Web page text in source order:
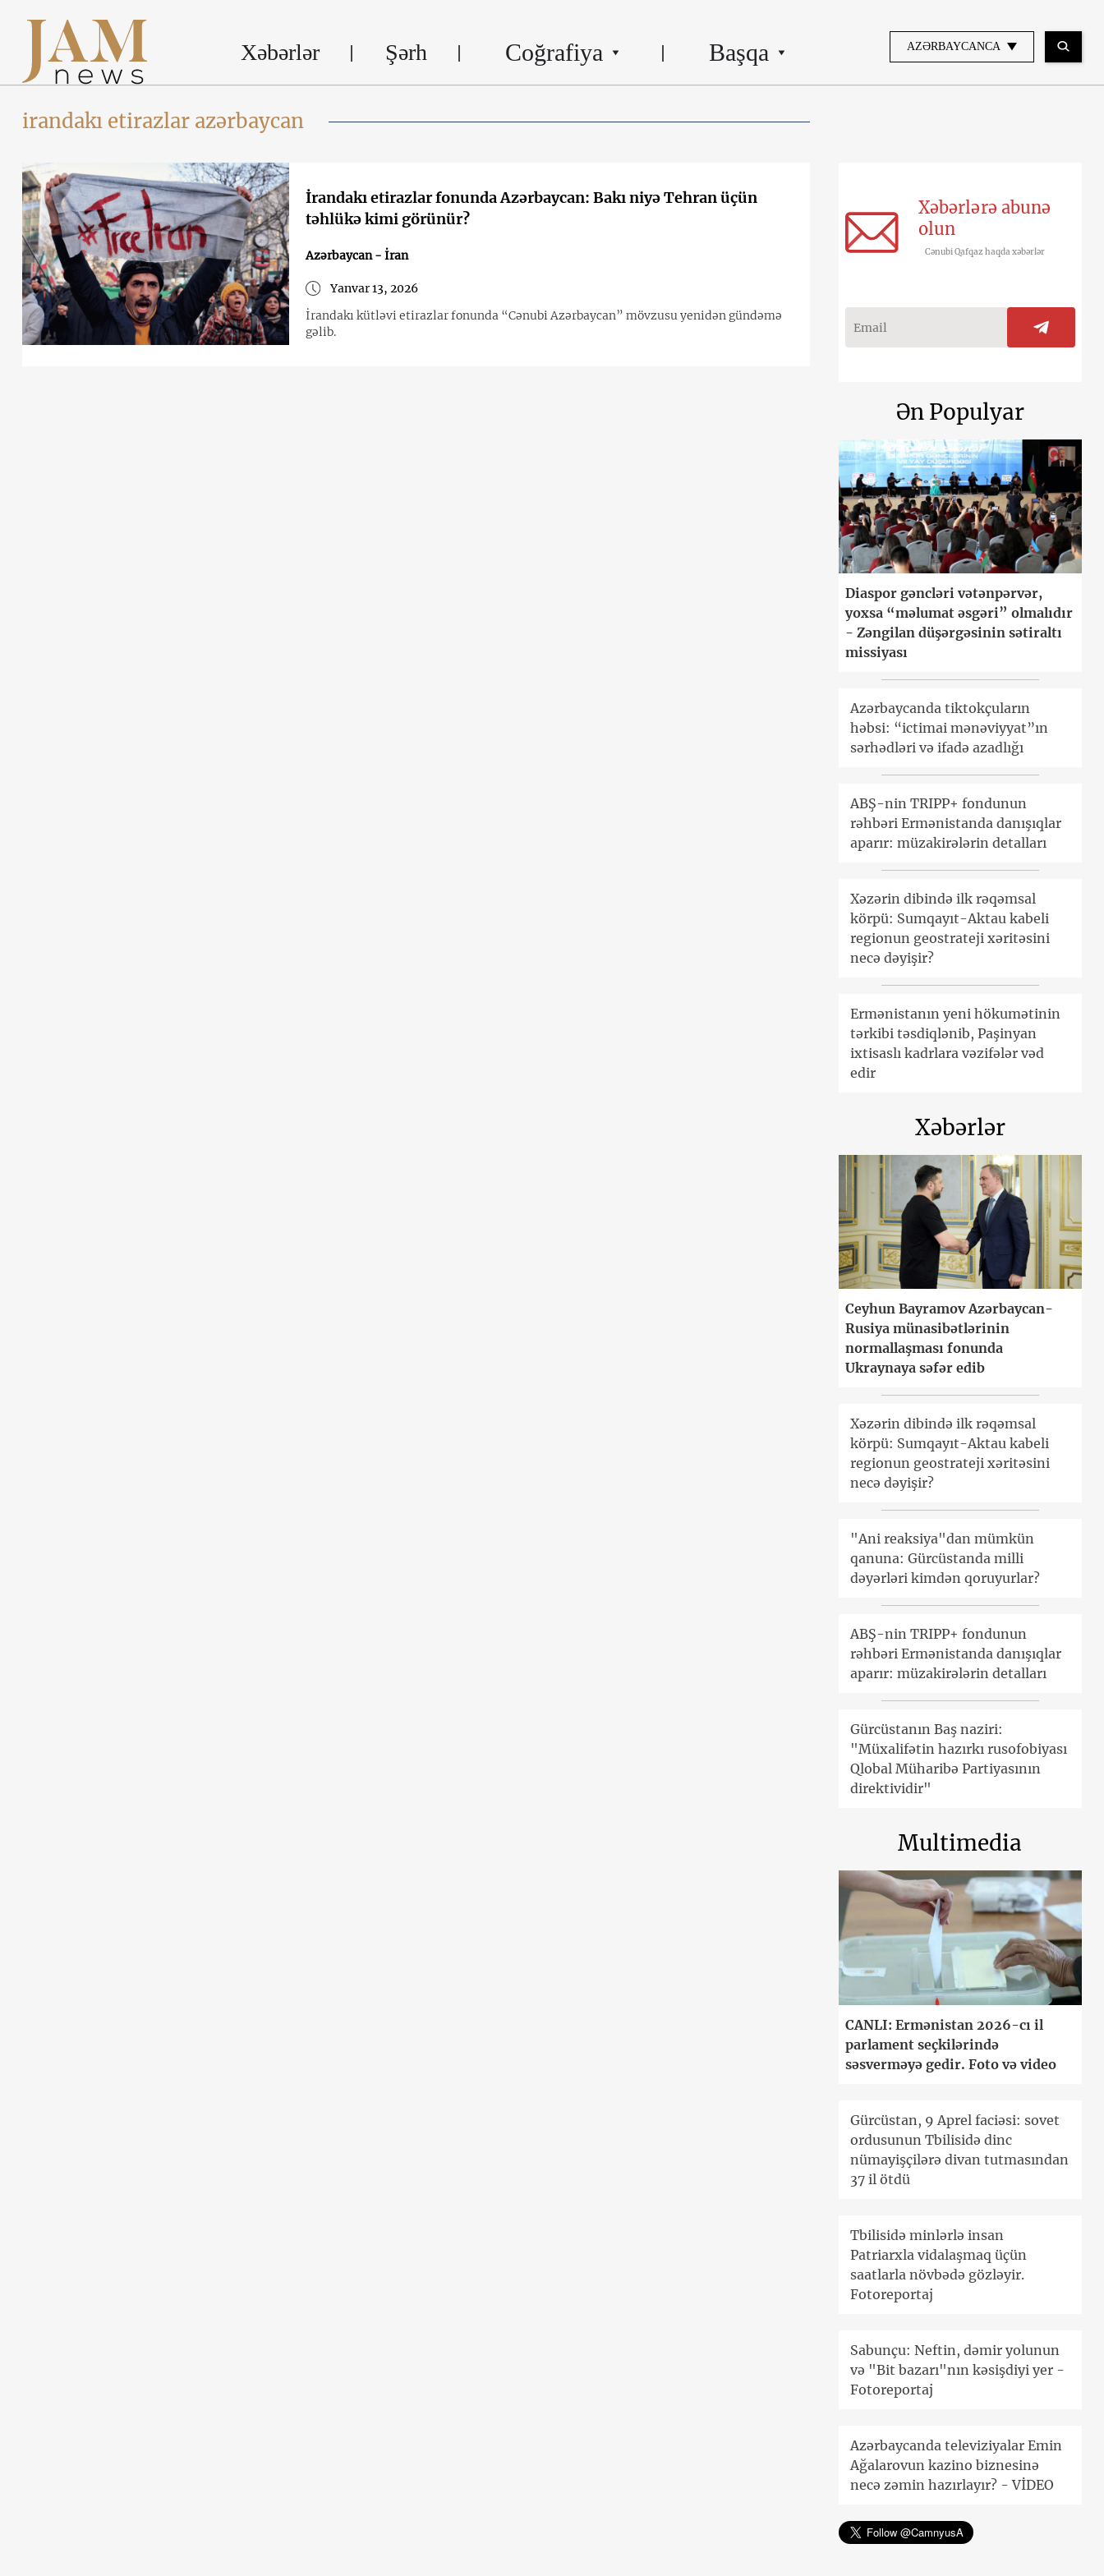
Xəbərlər Şərh Coğrafiya Başqa AZƏRBAYCANCA
irandakı etirazlar azərbaycan
İrandakı etirazlar fonunda Azərbaycan: Bakı niyə Tehran üçün
təhlükə kimi görünür?
Azərbaycan - İran
Yanvar 13, 2026
İrandakı kütləvi etirazlar fonunda “Cənubi Azərbaycan” mövzusu yenidən gündəmə
gəlib.
Xəbərlərə abunə
olun
Cənubi Qafqaz haqda xəbərlər
Ən Populyar
Diaspor gəncləri vətənpərvər,
yoxsa “məlumat əsgəri” olmalıdır
- Zəngilan düşərgəsinin sətiraltı
missiyası
Azərbaycanda tiktokçuların
həbsi: “ictimai mənəviyyat”ın
sərhədləri və ifadə azadlığı
ABŞ-nin TRIPP+ fondunun
rəhbəri Ermənistanda danışıqlar
aparır: müzakirələrin detalları
Xəzərin dibində ilk rəqəmsal
körpü: Sumqayıt-Aktau kabeli
regionun geostrateji xəritəsini
necə dəyişir?
Ermənistanın yeni hökumətinin
tərkibi təsdiqlənib, Paşinyan
ixtisaslı kadrlara vəzifələr vəd
edir
Xəbərlər
Ceyhun Bayramov Azərbaycan-
Rusiya münasibətlərinin
normallaşması fonunda
Ukraynaya səfər edib
Xəzərin dibində ilk rəqəmsal
körpü: Sumqayıt-Aktau kabeli
regionun geostrateji xəritəsini
necə dəyişir?
"Ani reaksiya"dan mümkün
qanuna: Gürcüstanda milli
dəyərləri kimdən qoruyurlar?
ABŞ-nin TRIPP+ fondunun
rəhbəri Ermənistanda danışıqlar
aparır: müzakirələrin detalları
Gürcüstanın Baş naziri:
"Müxalifətin hazırkı rusofobiyası
Qlobal Müharibə Partiyasının
direktividir"
Multimedia
CANLI: Ermənistan 2026-cı il
parlament seçkilərində
səsverməyə gedir. Foto və video
Gürcüstan, 9 Aprel faciəsi: sovet
ordusunun Tbilisidə dinc
nümayişçilərə divan tutmasından
37 il ötdü
Tbilisidə minlərlə insan
Patriarxla vidalaşmaq üçün
saatlarla növbədə gözləyir.
Fotoreportaj
Sabunçu: Neftin, dəmir yolunun
və "Bit bazarı"nın kəsişdiyi yer -
Fotoreportaj
Azərbaycanda televiziyalar Emin
Ağalarovun kazino biznesinə
necə zəmin hazırlayır? - VİDEO